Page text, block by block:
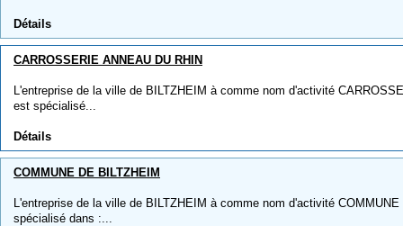
Détails
CARROSSERIE ANNEAU DU RHIN
L'entreprise de la ville de BILTZHEIM à comme nom d'activité
est spécialisé...
Détails
COMMUNE DE BILTZHEIM
L'entreprise de la ville de BILTZHEIM à comme nom d'activité
spécialisé dans :...